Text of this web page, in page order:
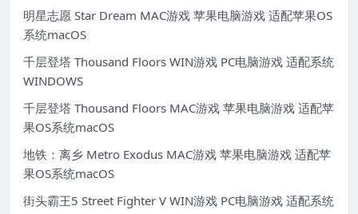
明星志愿 Star Dream MAC游戏 苹果电脑游戏 适配苹果OS
系统macOS
千层登塔 Thousand Floors WIN游戏 PC电脑游戏 适配系统
WINDOWS
千层登塔 Thousand Floors MAC游戏 苹果电脑游戏 适配苹
果OS系统macOS
地铁：离乡 Metro Exodus MAC游戏 苹果电脑游戏 适配苹
果OS系统macOS
街头霸王5 Street Fighter V WIN游戏 PC电脑游戏 适配系统